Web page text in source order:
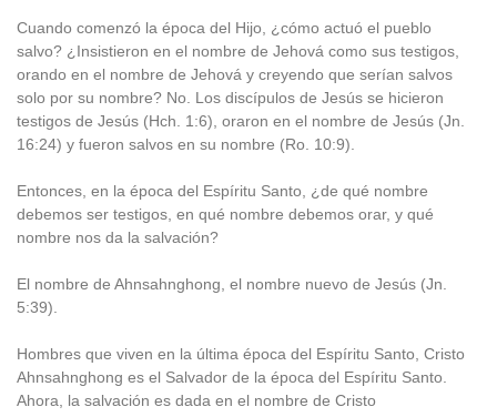
Cuando comenzó la época del Hijo, ¿cómo actuó el pueblo
salvo? ¿Insistieron en el nombre de Jehová como sus testigos,
orando en el nombre de Jehová y creyendo que serían salvos
solo por su nombre? No. Los discípulos de Jesús se hicieron
testigos de Jesús (Hch. 1:6), oraron en el nombre de Jesús (Jn.
16:24) y fueron salvos en su nombre (Ro. 10:9).
Entonces, en la época del Espíritu Santo, ¿de qué nombre
debemos ser testigos, en qué nombre debemos orar, y qué
nombre nos da la salvación?
El nombre de Ahnsahnghong, el nombre nuevo de Jesús (Jn.
5:39).
Hombres que viven en la última época del Espíritu Santo, Cristo
Ahnsahnghong es el Salvador de la época del Espíritu Santo.
Ahora, la salvación es dada en el nombre de Cristo